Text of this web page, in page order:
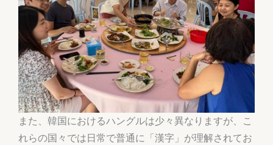
また、韓国におけるハングルは少々異なりますが、こ
れらの国々では日常で普通に「漢字」が理解されてお